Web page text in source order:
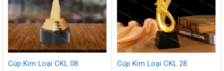
Cúp Kim Loại CKL 08 Cúp Kim Loại CKL 28